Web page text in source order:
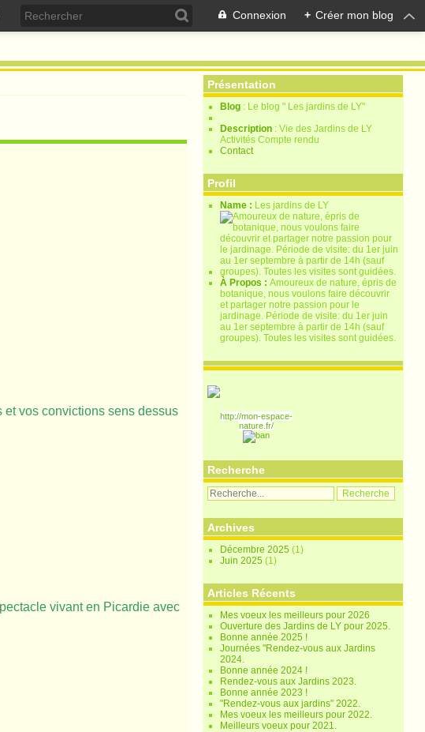
Connexion + Créer mon blog
vos convictions sens dessus
vivant en Picardie avec
Présentation
Blog : Le blog " Les jardins de LY"
Description : Vie des Jardins de LY
Activités Compte rendu
Contact
Profil
Name : Les jardins de LY
À Propos :Amoureux de nature, épris de
botanique, nous voulons faire découvrir
et partager notre passion pour le
jardinage. Période de visite: du 1er juin
au 1er septembre à partir de 14h (sauf
groupes). Toutes les visites sont guidées.
http://mon-espace-
nature.fr/
Recherche
Archives
Décembre 2025(1)
Juin 2025(1)
Articles Récents
Mes voeux les meilleurs pour 2026
Ouverture des Jardins de LY pour 2025.
Bonne année 2025 !
Journées "Rendez-vous aux Jardins
2024.
Bonne année 2024 !
Rendez-vous aux Jardins 2023.
Bonne année 2023 !
"Rendez-vous aux jardins" 2022.
Mes voeux les meilleurs pour 2022.
Meilleurs voeux pour 2021.